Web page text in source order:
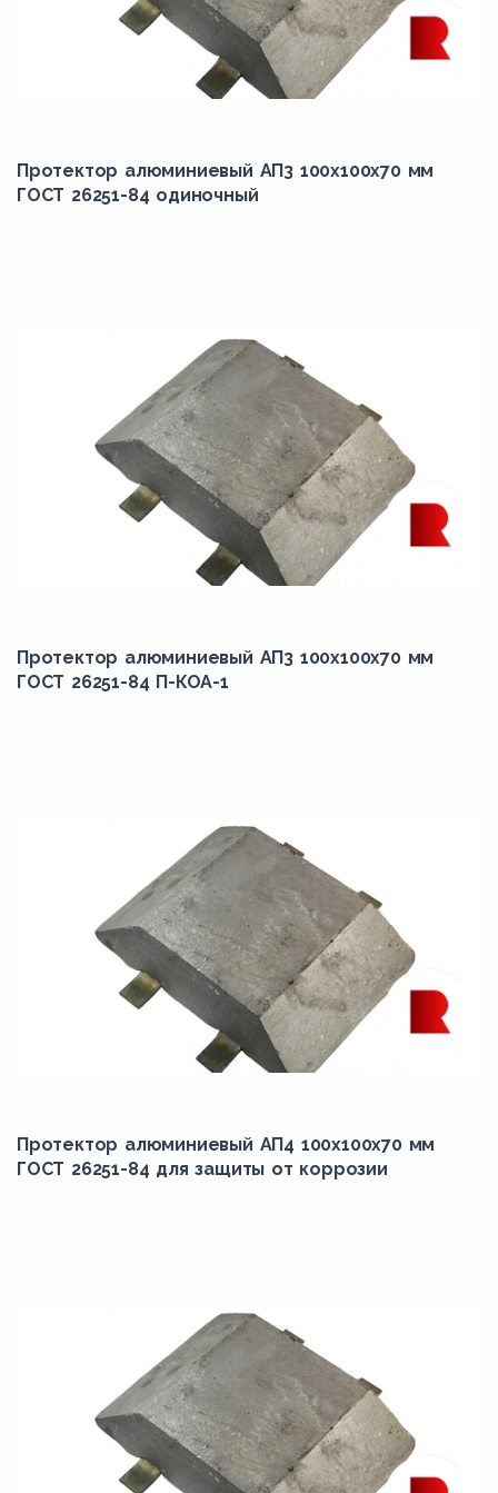
Протектор алюминиевый АП3 100х100х70 мм
ГОСТ 26251-84 одиночный
Протектор алюминиевый АП3 100х100х70 мм
ГОСТ 26251-84 П-КОА-1
Протектор алюминиевый АП4 100х100х70 мм
ГОСТ 26251-84 для защиты от коррозии